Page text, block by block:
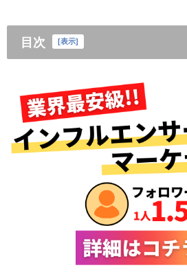
目次 [表示]